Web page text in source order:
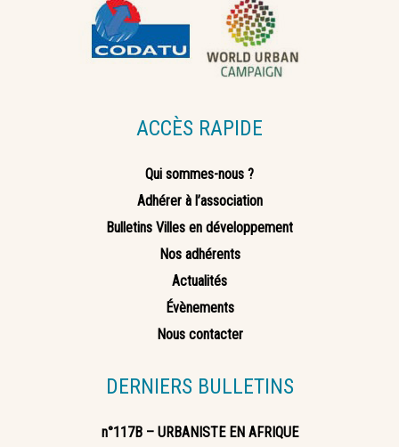
ACCÈS RAPIDE
Qui sommes-nous ?
Adhérer à l’association
Bulletins Villes en développement
Nos adhérents
Actualités
Évènements
Nous contacter
DERNIERS BULLETINS
n°117B – URBANISTE EN AFRIQUE